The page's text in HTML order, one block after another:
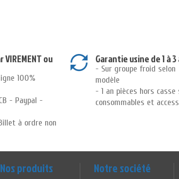
ou
100%
- Paypal -
à ordre non
Garantie usine de 1 à 3
- Sur groupe froid selon
modèle
- 1 an pièces hors casse
consommables et
Nos produits Notre société